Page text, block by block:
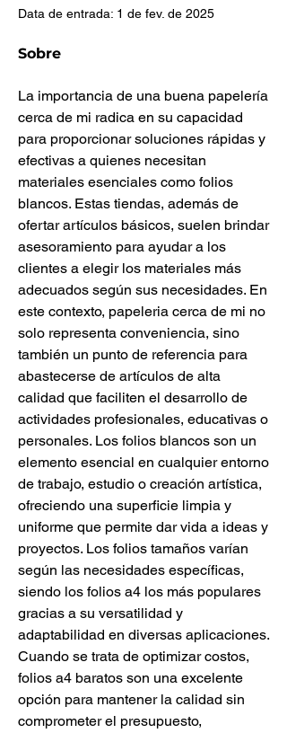
Data de entrada: 1 de fev. de 2025
Sobre
La importancia de una buena papelería
cerca de mi radica en su capacidad
para proporcionar soluciones rápidas y
efectivas a quienes necesitan
materiales esenciales como folios
blancos. Estas tiendas, además de
ofertar artículos básicos, suelen brindar
asesoramiento para ayudar a los
clientes a elegir los materiales más
adecuados según sus necesidades. En
este contexto, papeleria cerca de mi no
solo representa conveniencia, sino
también un punto de referencia para
abastecerse de artículos de alta
calidad que faciliten el desarrollo de
actividades profesionales, educativas o
personales. Los folios blancos son un
elemento esencial en cualquier entorno
de trabajo, estudio o creación artística,
ofreciendo una superficie limpia y
uniforme que permite dar vida a ideas y
proyectos. Los folios tamaños varían
según las necesidades específicas,
siendo los folios a4 los más populares
gracias a su versatilidad y
adaptabilidad en diversas aplicaciones.
Cuando se trata de optimizar costos,
folios a4 baratos son una excelente
opción para mantener la calidad sin
comprometer el presupuesto,